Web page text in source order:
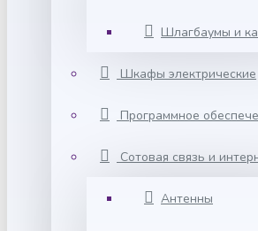
Шлагбаумы и
Шкафы электрические
Программное
Сотовая связь и
Антенны